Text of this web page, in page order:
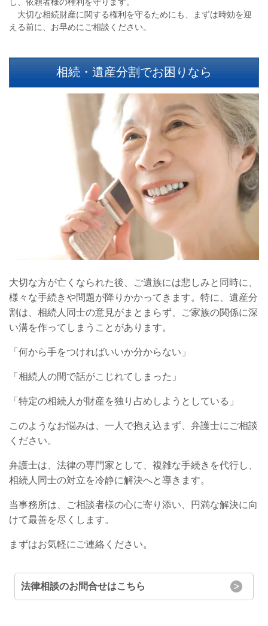
大切な相続財産に関する権利を守るためにも、まずは時効を迎
える前に、お早めにご相談ください。
相続・遺産分割でお困りなら
大切な方が亡くなられた後、ご遺族には悲しみと同時に、
様々な手続きや問題が降りかかってきます。特に、遺産分
割は、相続人同士の意見がまとまらず、ご家族の関係に深
い溝を作ってしまうことがあります。
「何から手をつければいいか分からない」
「相続人の間で話がこじれてしまった」
「特定の相続人が財産を独り占めしようとしている」
このようなお悩みは、一人で抱え込まず、弁護士にご相談
ください。
弁護士は、法律の専門家として、複雑な手続きを代行し、
相続人同士の対立を冷静に解決へと導きます。
当事務所は、ご相談者様の心に寄り添い、円満な解決に向
けて最善を尽くします。
まずはお気軽にご連絡ください。
法律相談のお問合せはこちら